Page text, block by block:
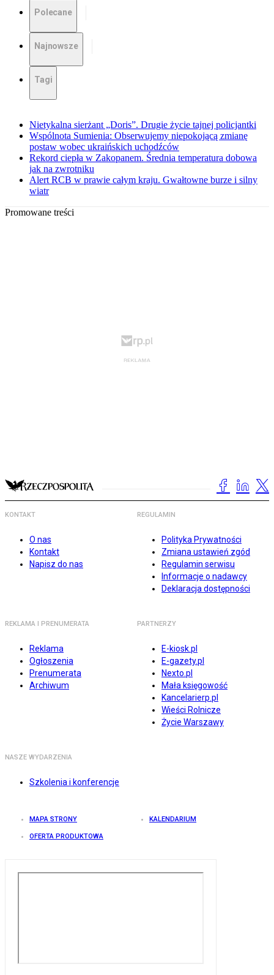
Polecane
Najnowsze
Tagi
Nietykalna sierżant „Doris”. Drugie życie tajnej policjantki
Wspólnota Sumienia: Obserwujemy niepokojącą zmianę
postaw wobec ukraińskich uchodźców
Rekord ciepła w Zakopanem. Średnia temperatura dobowa
jak na zwrotniku
Alert RCB w prawie całym kraju. Gwałtowne burze i silny
wiatr
Promowane treści
KONTAKT
O nas
Kontakt
Napisz do nas
REGULAMIN
Polityka Prywatności
Zmiana ustawień zgód
Regulamin serwisu
Informacje o nadawcy
Deklaracja dostępności
REKLAMA I PRENUMERATA
Reklama
Ogłoszenia
Prenumerata
Archiwum
PARTNERZY
E-kiosk.pl
E-gazety.pl
Nexto.pl
Mała księgowość
Kancelarierp.pl
Wieści Rolnicze
Życie Warszawy
NASZE WYDARZENIA
Szkolenia i konferencje
MAPA STRONY KALENDARIUM
OFERTA PRODUKTOWA